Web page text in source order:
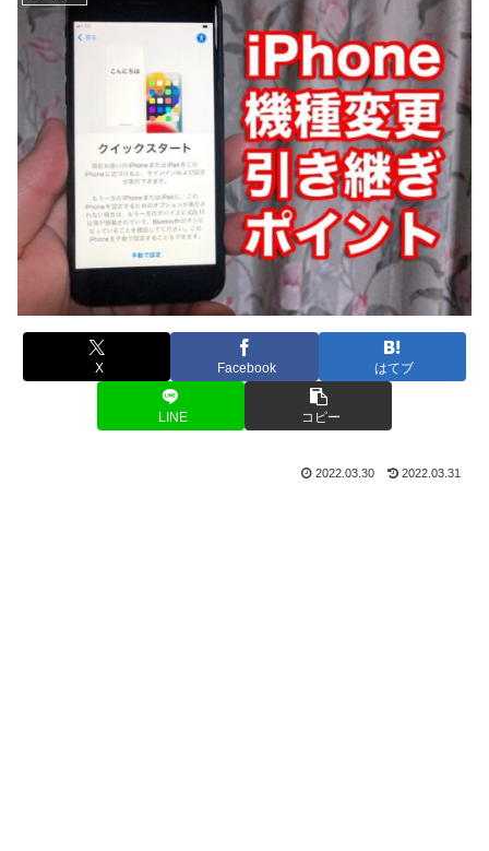
X Facebook はてブ
LINE コピー
2022.03.30 2022.03.31